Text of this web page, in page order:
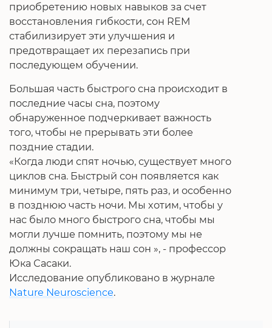
приобретению новых навыков за счет
восстановления гибкости, сон REM
стабилизирует эти улучшения и
предотвращает их перезапись при
последующем обучении.
Большая часть быстрого сна происходит в
последние часы сна, поэтому
обнаруженное подчеркивает важность
того, чтобы не прерывать эти более
поздние стадии.
«Когда люди спят ночью, существует много
циклов сна. Быстрый сон появляется как
минимум три, четыре, пять раз, и особенно
в позднюю часть ночи. Мы хотим, чтобы у
нас было много быстрого сна, чтобы мы
могли лучше помнить, поэтому мы не
должны сокращать наш сон », - профессор
Юка Сасаки.
Исследование опубликовано в журнале
Nature Neuroscience.